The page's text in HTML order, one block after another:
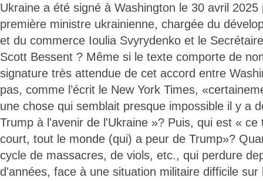
Ukraine a été signé à Washington le 30 avril
première ministre ukrainienne, chargée du
et du commerce Ioulia Svyrydenko et le
Scott Bessent ? Même si le texte comporte de
signature très attendue de cet accord entre
pas, comme l’écrit le New York Times,
une chose qui semblait presque impossible il y a
Trump à l'avenir de l'Ukraine »? Puis, qui est « ce
court, tout le monde (qui) a peur de Trump»?
cycle de massacres, de viols, etc., qui perdure
d'années, face à une situation militaire difficile